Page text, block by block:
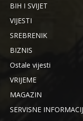
BIH I SVIJET
VIJESTI
SREBRENIK
BIZNIS
Ostale vijesti
VRIJEME
MAGAZIN
SERVISNE